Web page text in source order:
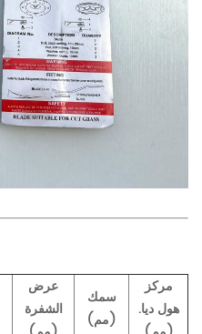
عرض
الشفرة
سمك
(مم)
مركز
هول ديا.